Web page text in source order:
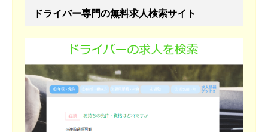
ドライバー専門の無料求人検索サイト